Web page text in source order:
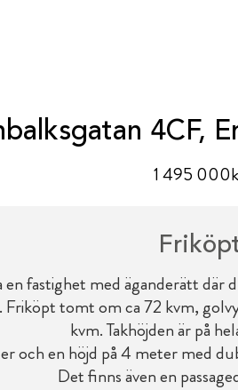
4CF,
1 495
fastighet med äganderätt
Friköpt tomt om ca 72 kvm,
kvm. Takhöjden är på
och en höjd på 4 meter med
Det finns även en